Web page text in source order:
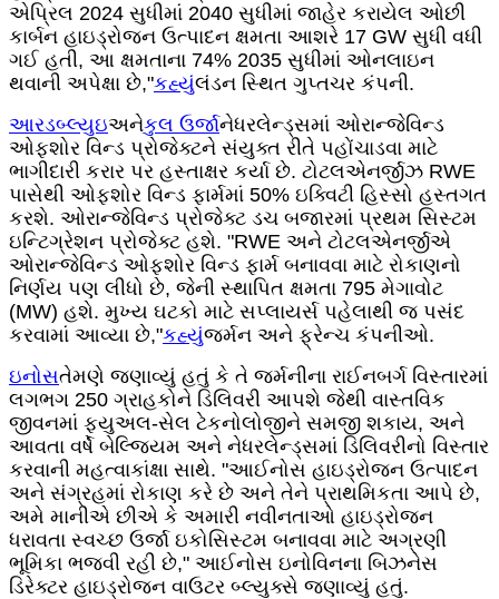
એપ્રિલ 2024 સુધીમાં 2040 સુધીમાં જાહેર કરાયેલ ઓછી
કાર્બન હાઇડ્રોજન ઉત્પાદન ક્ષમતા આશરે 17 GW સુધી વધી
ગઈ હતી, આ ક્ષમતાના 74% 2035 સુધીમાં ઓનલાઇન
થવાની અપેક્ષા છે,"કહ્યુંલંડન સ્થિત ગુપ્તચર કંપની.
આરડબ્લ્યુઇઅનેકુલ ઉર્જાનેધરલેન્ડ્સમાં ઓરાન્જેવિન્ડ
ઓફશોર વિન્ડ પ્રોજેક્ટને સંયુક્ત રીતે પહોંચાડવા માટે
ભાગીદારી કરાર પર હસ્તાક્ષર કર્યા છે. ટોટલએનર્જીઝ RWE
પાસેથી ઓફશોર વિન્ડ ફાર્મમાં 50% ઇક્વિટી હિસ્સો હસ્તગત
કરશે. ઓરાન્જેવિન્ડ પ્રોજેક્ટ ડચ બજારમાં પ્રથમ સિસ્ટમ
ઇન્ટિગ્રેશન પ્રોજેક્ટ હશે. "RWE અને ટોટલએનર્જીએ
ઓરાન્જેવિન્ડ ઓફશોર વિન્ડ ફાર્મ બનાવવા માટે રોકાણનો
નિર્ણય પણ લીધો છે, જેની સ્થાપિત ક્ષમતા 795 મેગાવોટ
(MW) હશે. મુખ્ય ઘટકો માટે સપ્લાયર્સ પહેલાથી જ પસંદ
કરવામાં આવ્યા છે,"કહ્યુંજર્મન અને ફ્રેન્ચ કંપનીઓ.
ઇનોસતેમણે જણાવ્યું હતું કે તે જર્મનીના રાઈનબર્ગ વિસ્તારમાં
લગભગ 250 ગ્રાહકોને ડિલિવરી આપશે જેથી વાસ્તવિક
જીવનમાં ફ્યુઅલ-સેલ ટેકનોલોજીને સમજી શકાય, અને
આવતા વર્ષે બેલ્જિયમ અને નેધરલેન્ડ્સમાં ડિલિવરીનો વિસ્તાર
કરવાની મહત્વાકાંક્ષા સાથે. "આઈનોસ હાઇડ્રોજન ઉત્પાદન
અને સંગ્રહમાં રોકાણ કરે છે અને તેને પ્રાથમિકતા આપે છે,
અમે માનીએ છીએ કે અમારી નવીનતાઓ હાઇડ્રોજન
ધરાવતા સ્વચ્છ ઉર્જા ઇકોસિસ્ટમ બનાવવા માટે અગ્રણી
ભૂમિકા ભજવી રહી છે," આઈનોસ ઇનોવિનના બિઝનેસ
ડિરેક્ટર હાઇડ્રોજન વાઉટર બ્લ્યુક્સે જણાવ્યું હતું.